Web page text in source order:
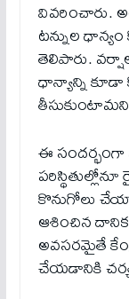
వివరించారు.
టన్నుల
తెలిపారు.
ధాన్యాన్ని కూడా
ఈ సందర్భంగా
కొనుగోలు
ఆశించిన
అవసరమైతే
చేయడానికి